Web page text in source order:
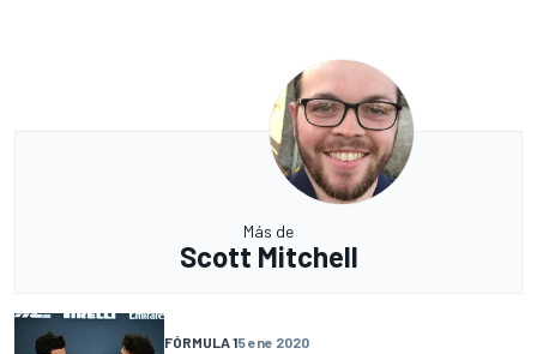
Más de
Scott Mitchell
FÓRMULA 15 ene 2020